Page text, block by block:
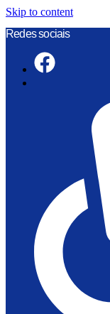
Skip to content
Redes sociais